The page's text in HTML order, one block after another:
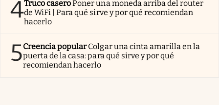
4Truco caseroPoner una moneda arriba del router
de WiFi | Para qué sirve y por qué recomiendan
hacerlo
5Creencia popularColgar una cinta amarilla en la
puerta de la casa: para qué sirve y por qué
recomiendan hacerlo